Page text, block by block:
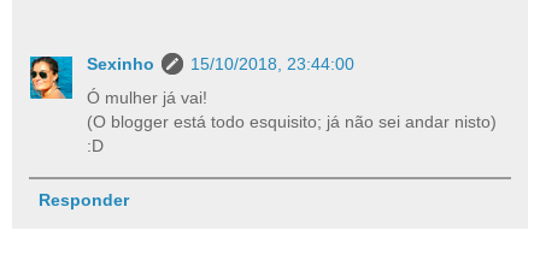
Sexinho
15/10/2018, 23:44:00
Ó mulher já vai!
(O blogger está todo esquisito; já não sei andar nisto)
:D
Responder